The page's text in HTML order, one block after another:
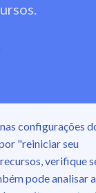
configurações
"reiniciar seu
verifique
pode analisar a